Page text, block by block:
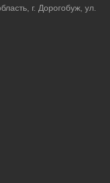
г. Дорогобуж, ул.